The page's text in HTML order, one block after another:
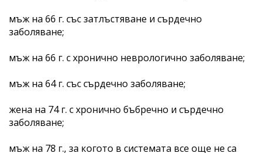
мъж на 66 г. със затлъстяване и сърдечно
заболяване;
мъж на 66 г. с хронично неврологично заболяване;
мъж на 64 г. със сърдечно заболяване;
жена на 74 г. с хронично бъбречно и сърдечно
заболяване;
мъж на 78 г., за когото в системата все още не са